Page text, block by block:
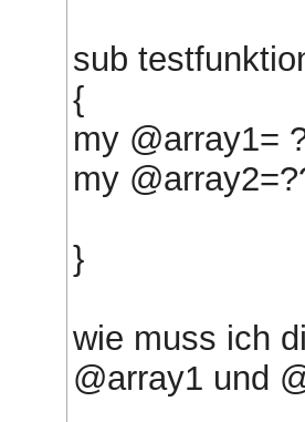
sub
{
my @array1=
my
}
wie muss ich
@array1 und